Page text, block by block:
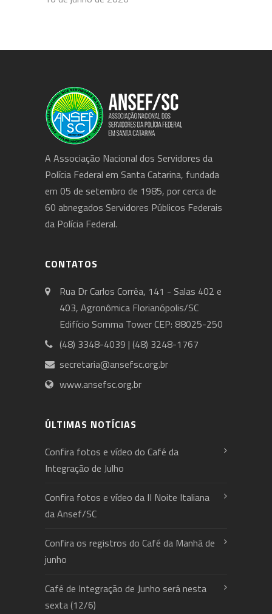
A Associação Nacional dos Servidores da
Polícia Federal em Santa Catarina, fundada
em 05 de setembro de 1985, por cerca de
60 abnegados Servidores Públicos Federais
da Polícia Federal.
CONTATOS
Rua Dr Carlos Corrêa, 141 - Salas 402 e
403, Agronômica Florianópolis/SC
Edifício Somma Tower CEP: 88025-250
(48) 3348-4039 | (48) 3248-1767
secretaria@ansefsc.org.br
www.ansefsc.org.br
ÚLTIMAS NOTÍCIAS
Confira fotos e vídeo do Café da
Integração de Julho
Confira fotos e vídeo da II Noite Italiana
da Ansef/SC
Confira os registros do Café da Manhã de
junho
Café de Integração de Junho será nesta
sexta (12/6)